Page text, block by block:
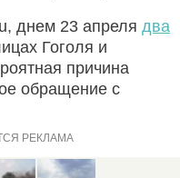
днем 23 апреля два
Гоголя и
причина
обращение с